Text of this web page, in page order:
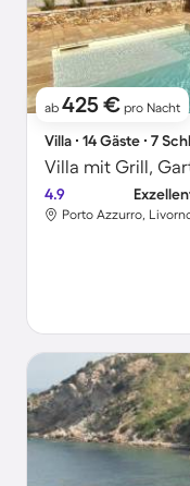
ab 425 € pro Nacht
Villa ∙ 14 Gäste ∙ 7
Villa mit Grill,
4.9
Porto Azzurro,